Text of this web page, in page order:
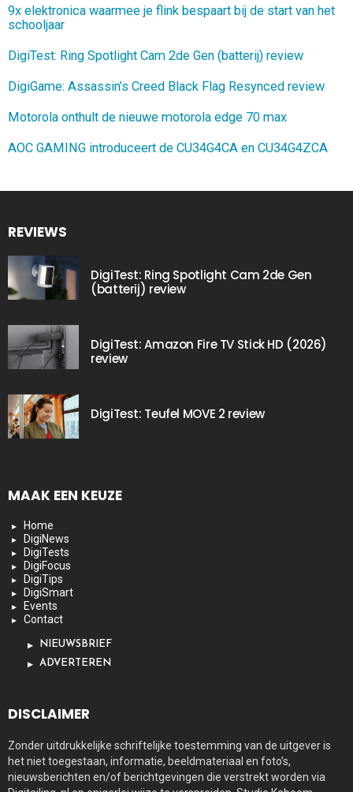
9x elektronica waarmee je flink bespaart bij de start van het
schooljaar
DigiTest: Ring Spotlight Cam 2de Gen (batterij) review
DigiGame: Assassin’s Creed Black Flag Resynced review
Motorola onthult de nieuwe motorola edge 70 max
AOC GAMING introduceert de CU34G4CA en CU34G4ZCA
REVIEWS
DigiTest: Ring Spotlight Cam 2de Gen
(batterij) review
DigiTest: Amazon Fire TV Stick HD (2026)
review
DigiTest: Teufel MOVE 2 review
MAAK EEN KEUZE
Home
DigiNews
DigiTests
DigiFocus
DigiTips
DigiSmart
Events
Contact
NIEUWSBRIEF
ADVERTEREN
DISCLAIMER
Zonder uitdrukkelijke schriftelijke toestemming van de uitgever is
het niet toegestaan, informatie, beeldmateriaal en foto’s,
nieuwsberichten en/of berichtgevingen die verstrekt worden via